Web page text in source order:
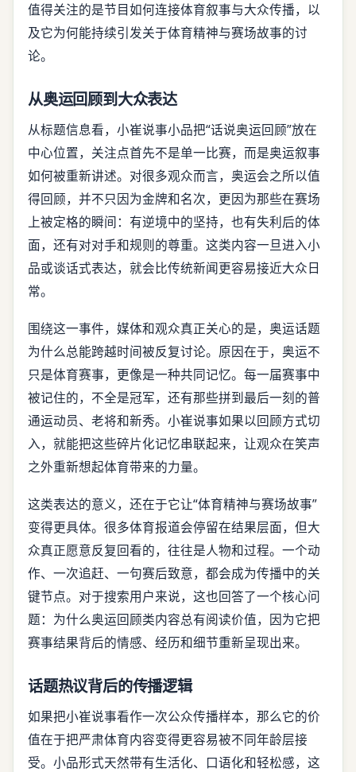
值得关注的是节目如何连接体育叙事与大众传播，以
及它为何能持续引发关于体育精神与赛场故事的讨
论。
从奥运回顾到大众表达
从标题信息看，小崔说事小品把“话说奥运回顾”放在
中心位置，关注点首先不是单一比赛，而是奥运叙事
如何被重新讲述。对很多观众而言，奥运会之所以值
得回顾，并不只因为金牌和名次，更因为那些在赛场
上被定格的瞬间：有逆境中的坚持，也有失利后的体
面，还有对对手和规则的尊重。这类内容一旦进入小
品或谈话式表达，就会比传统新闻更容易接近大众日
常。
围绕这一事件，媒体和观众真正关心的是，奥运话题
为什么总能跨越时间被反复讨论。原因在于，奥运不
只是体育赛事，更像是一种共同记忆。每一届赛事中
被记住的，不全是冠军，还有那些拼到最后一刻的普
通运动员、老将和新秀。小崔说事如果以回顾方式切
入，就能把这些碎片化记忆串联起来，让观众在笑声
之外重新想起体育带来的力量。
这类表达的意义，还在于它让“体育精神与赛场故事”
变得更具体。很多体育报道会停留在结果层面，但大
众真正愿意反复回看的，往往是人物和过程。一个动
作、一次追赶、一句赛后致意，都会成为传播中的关
键节点。对于搜索用户来说，这也回答了一个核心问
题：为什么奥运回顾类内容总有阅读价值，因为它把
赛事结果背后的情感、经历和细节重新呈现出来。
话题热议背后的传播逻辑
如果把小崔说事看作一次公众传播样本，那么它的价
值在于把严肃体育内容变得更容易被不同年龄层接
受。小品形式天然带有生活化、口语化和轻松感，这